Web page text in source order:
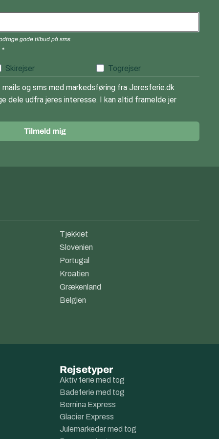
gode tilbud på sms
Skirejser Togrejser
og sms med markedsføring fra Jeresferie.dk
dele udfra jeres interesse. I kan altid framelde jer
Tilmeld mig
Tjekkiet
Slovenien
Portugal
Kroatien
Grækenland
Belgien
Rejsetyper
Aktiv ferie med tog
Badeferie med tog
Bernina Express
Glacier Express
Julemarkeder med tog